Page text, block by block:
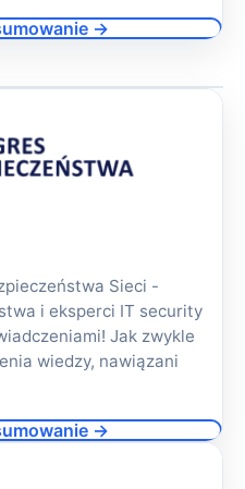
→
Sieci -
i eksperci IT security
Jak zwykle
wiedzy, nawiązani
→